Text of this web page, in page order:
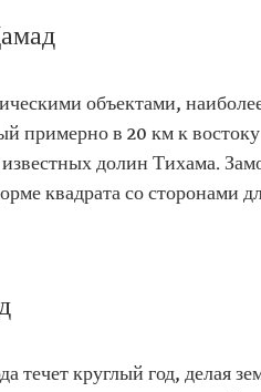
объектами,
примерно в 20 км к
долин Тихама.
квадрата со сторонами
течет круглый год, делая